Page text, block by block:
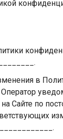
в
Сайте по